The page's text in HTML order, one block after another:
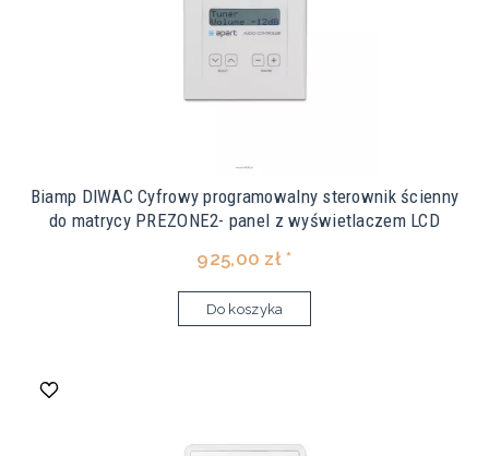
Biamp DIWAC Cyfrowy programowalny sterownik ścienny
do matrycy PREZONE2- panel z wyświetlaczem LCD
925,00 zł *
Do koszyka